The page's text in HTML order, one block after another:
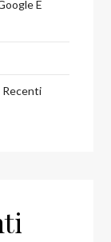
E
Recenti